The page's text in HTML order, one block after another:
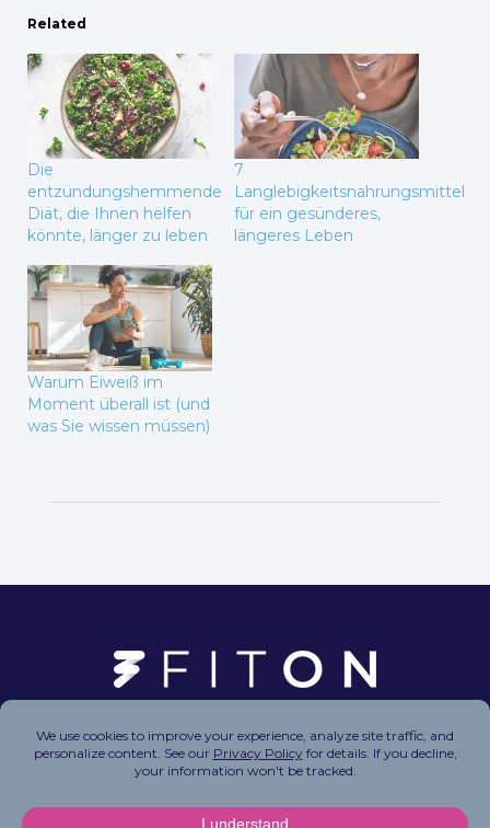
Related
Die
entzündungshemmende
Diät, die Ihnen helfen
könnte, länger zu leben
7
Langlebigkeitsnahrungsmittel
für ein gesünderes,
längeres Leben
Warum Eiweiß im
Moment überall ist (und
was Sie wissen müssen)
Copyright © 2026 FitOn Inc. All Rights Reserved.